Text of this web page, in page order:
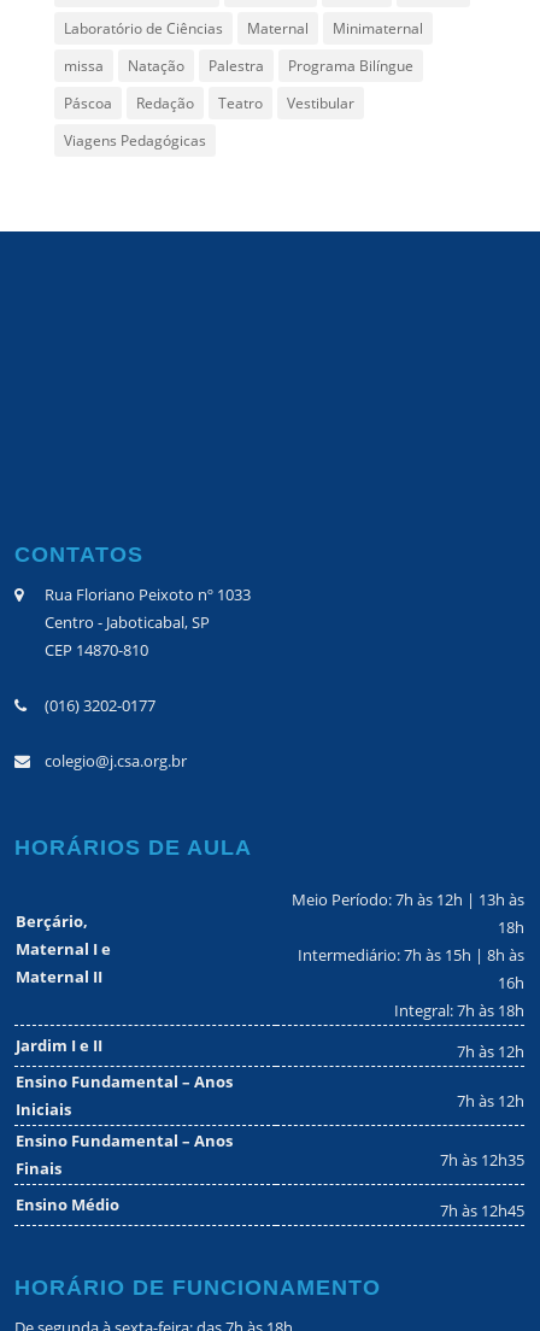
Laboratório de Ciências
Maternal
Minimaternal
missa
Natação Palestra
Programa Bilíngue
Páscoa
Redação Teatro
Vestibular
Viagens Pedagógicas
CONTATOS
Rua Floriano Peixoto nº 1033
Centro - Jaboticabal, SP
CEP 14870-810
(016) 3202-0177
colegio@j.csa.org.br
HORÁRIOS DE AULA
Berçário,
Maternal I e
Maternal II
Meio Período: 7h às 12h | 13h às
18h
Intermediário: 7h às 15h | 8h às
16h
Integral: 7h às 18h
Jardim I e II
7h às 12h
Ensino Fundamental – Anos
Iniciais
7h às 12h
Ensino Fundamental – Anos
Finais
7h às 12h35
Ensino Médio 7h às 12h45
HORÁRIO DE FUNCIONAMENTO